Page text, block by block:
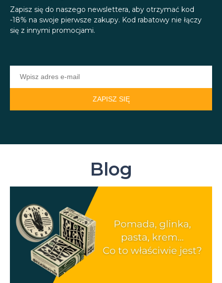
Zapisz się do naszego newslettera, aby otrzymać kod
-18% na swoje pierwsze zakupy. Kod rabatowy nie łączy
się z innymi promocjami.
ZAPISZ SIĘ